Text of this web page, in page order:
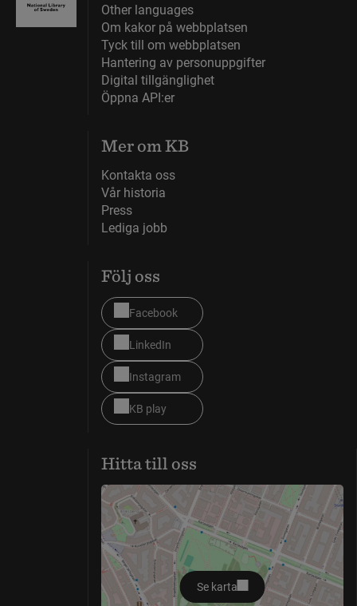
Other languages
Om kakor på webbplatsen
Tyck till om webbplatsen
Hantering av personuppgifter
Digital tillgänglighet
Öppna API:er
Mer om KB
Kontakta oss
Vår historia
Press
Lediga jobb
Följ oss
Facebook
LinkedIn
Instagram
KB play
Hitta till oss
Se karta
öppnas i nytt fönster